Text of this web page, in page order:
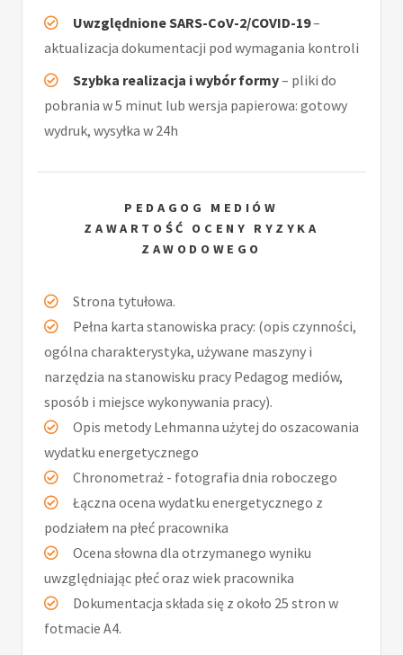
Uwzględnione SARS-CoV-2/COVID-19–
aktualizacja dokumentacji pod wymagania kontroli
Szybka realizacja i wybór formy– pliki do
pobrania w 5 minut lub wersja papierowa: gotowy
wydruk, wysyłka w 24h
PEDAGOG MEDIÓW
ZAWARTOŚĆ OCENY RYZYKA
ZAWODOWEGO
Strona tytułowa.
Pełna karta stanowiska pracy: (opis czynności,
ogólna charakterystyka, używane maszyny i
narzędzia na stanowisku pracy Pedagog mediów,
sposób i miejsce wykonywania pracy).
Opis metody Lehmanna użytej do oszacowania
wydatku energetycznego
Chronometraż - fotografia dnia roboczego
Łączna ocena wydatku energetycznego z
podziałem na płeć pracownika
Ocena słowna dla otrzymanego wyniku
uwzględniając płeć oraz wiek pracownika
Dokumentacja składa się z około 25 stron w
fotmacie A4.